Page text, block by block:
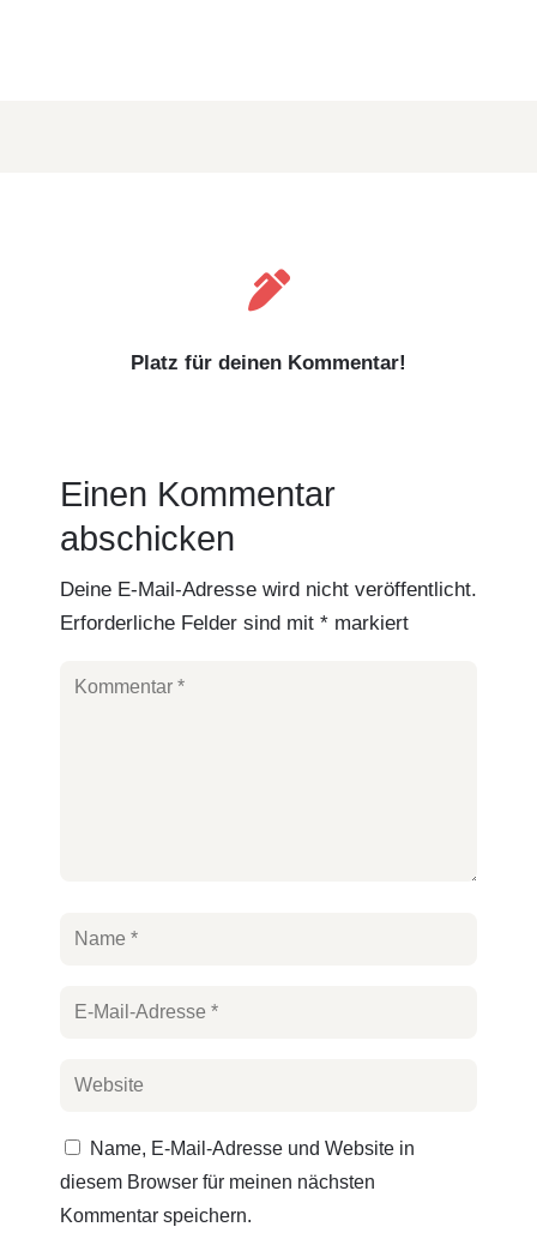

Platz für deinen Kommentar!
Einen Kommentar
abschicken
Deine E-Mail-Adresse wird nicht veröffentlicht.
Erforderliche Felder sind mit * markiert
Name, E-Mail-Adresse und Website in
diesem Browser für meinen nächsten
Kommentar speichern.